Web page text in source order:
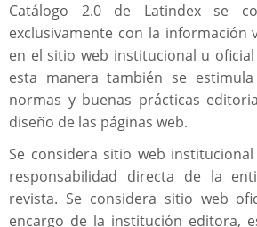
Catálogo 2.0 de Latindex se
exclusivamente con la información
en el sitio web institucional u
esta manera también se
normas y buenas prácticas
diseño de las páginas web.
Se considera sitio web
responsabilidad directa de la
revista. Se considera sitio web
encargo de la institución editora,